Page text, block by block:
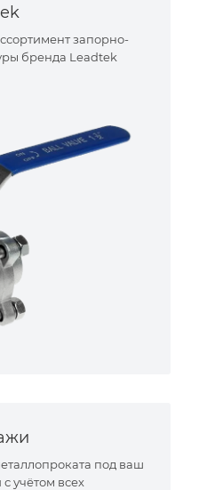
запорно-
бренда Leadtek
под ваш
учётом всех